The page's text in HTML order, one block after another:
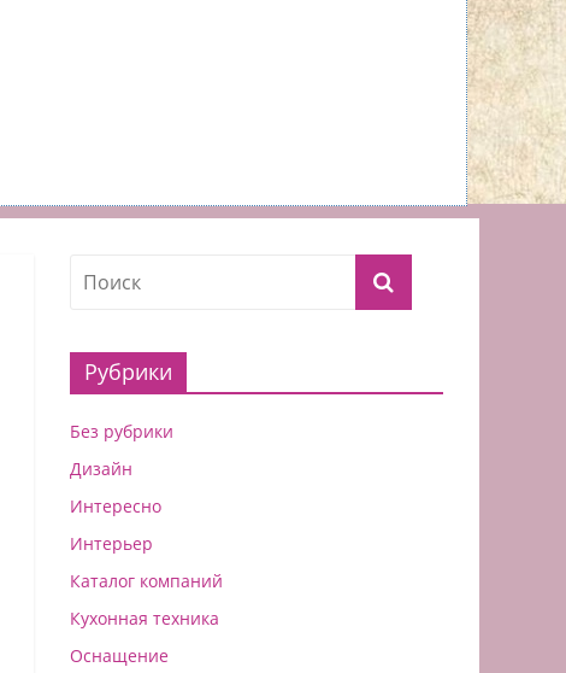
Рубрики
Без рубрики
Дизайн
Интересно
Интерьер
Каталог компаний
Кухонная техника
Оснащение